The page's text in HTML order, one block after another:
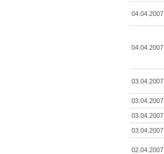
04.04.2007.
04.04.2007.
03.04.2007.
03.04.2007.
03.04.2007.
03.04.2007.
02.04.2007.